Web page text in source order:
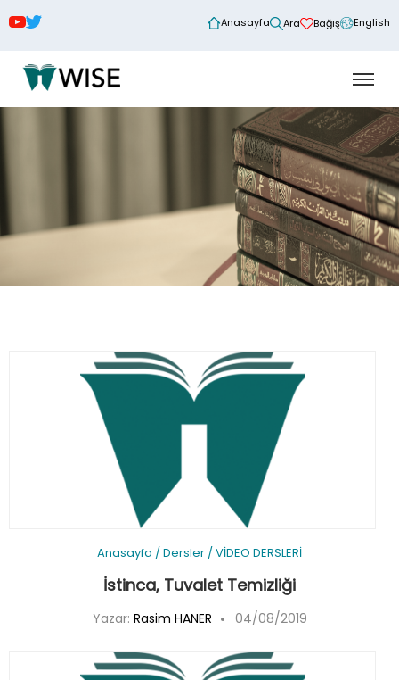
Anasayfa Ara Bağış English
Anasayfa /Dersler /VİDEO DERSLERİ
İstinca, Tuvalet Temizliği
Yazar: Rasim HANER 04/08/2019